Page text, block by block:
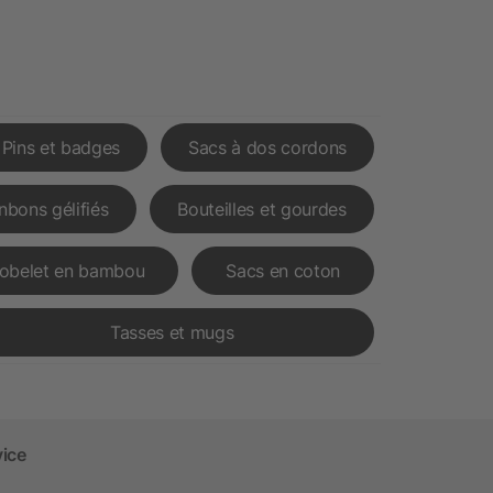
Pins et badges Sacs à dos cordons
gélifiés Bouteilles et gourdes
en bambou Sacs en coton
Tasses et mugs